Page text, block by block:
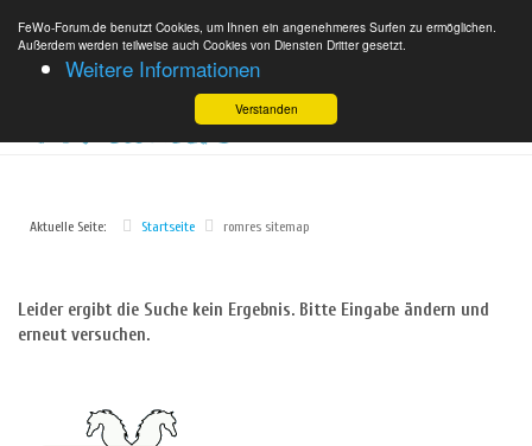
FeWo-Forum.de benutzt Cookies, um Ihnen ein angenehmeres Surfen zu ermöglichen.
Außerdem werden teilweise auch Cookies von Diensten Dritter gesetzt.
Weitere Informationen
Verstanden
Aktuelle Seite: Startseite romres sitemap
Leider ergibt die Suche kein Ergebnis. Bitte Eingabe ändern und
erneut versuchen.